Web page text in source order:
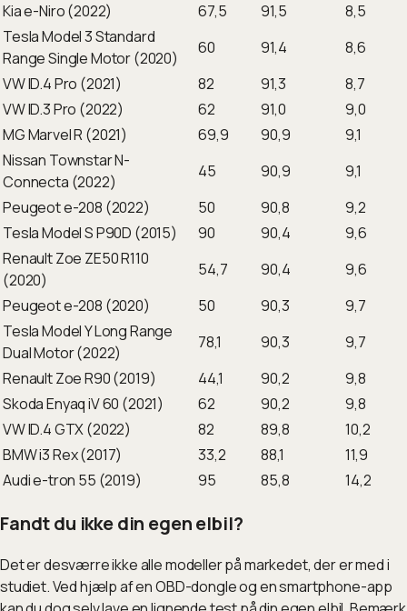
Kia e-Niro (2022)
67,5 91,5
8,5
Tesla Model 3 Standard
Range Single Motor (2020)
60 91,4
8,6
VW ID.4 Pro (2021)
82 91,3
8,7
VW ID.3 Pro (2022)
62 91,0
9,0
MG Marvel R (2021)
69,9 90,9
9,1
Nissan Townstar N-
Connecta (2022)
45 90,9
9,1
Peugeot e-208 (2022)
50 90,8
9,2
Tesla Model S P90D (2015)
90 90,4
9,6
Renault Zoe ZE50 R110
(2020)
54,7 90,4
9,6
Peugeot e-208 (2020)
50 90,3
9,7
Tesla Model Y Long Range
Dual Motor (2022)
78,1 90,3
9,7
Renault Zoe R90 (2019)
44,1 90,2
9,8
Skoda Enyaq iV 60 (2021)
62 90,2
9,8
VW ID.4 GTX (2022)
82 89,8
10,2
BMW i3 Rex (2017)
33,2 88,1
11,9
Audi e-tron 55 (2019)
95 85,8 14,2
Fandt du ikke din egen elbil?
Det er desværre ikke alle modeller på markedet, der er med i
studiet. Ved hjælp af en OBD-dongle og en smartphone-app